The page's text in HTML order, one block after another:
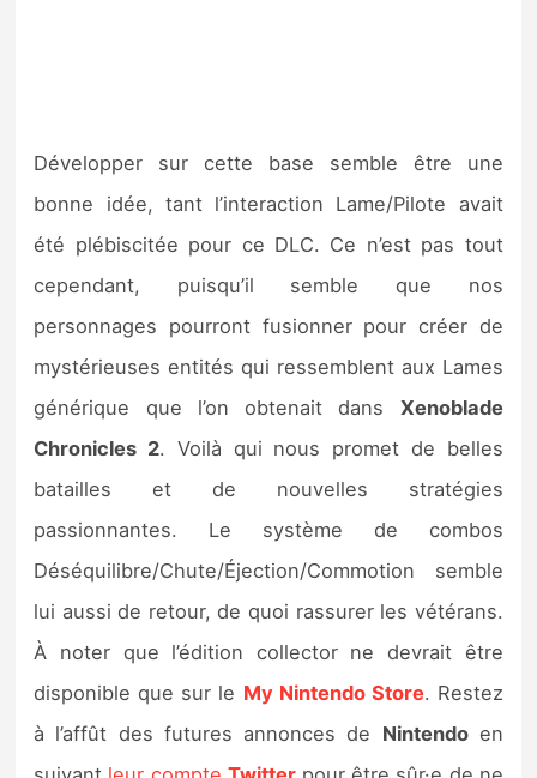
Développer sur cette base semble être une
bonne idée, tant l’interaction Lame/Pilote avait
été plébiscitée pour ce DLC. Ce n’est pas tout
cependant, puisqu’il semble que nos
personnages pourront fusionner pour créer de
mystérieuses entités qui ressemblent aux Lames
générique que l’on obtenait dans Xenoblade
Chronicles 2. Voilà qui nous promet de belles
batailles et de nouvelles stratégies
passionnantes. Le système de combos
Déséquilibre/Chute/Éjection/Commotion semble
lui aussi de retour, de quoi rassurer les vétérans.
À noter que l’édition collector ne devrait être
disponible que sur le My Nintendo Store. Restez
à l’affût des futures annonces de Nintendoen